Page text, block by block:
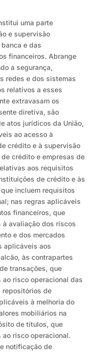
uma parte
e supervisão
e das
financeiros. Abrange
a segurança,
redes e dos sistemas
relativos a esses
extravasam os
diretiva, são
atos jurídicos da União,
ao acesso à
crédito e à supervisão
crédito e empresas de
aos requisitos
de crédito e às
incluem requisitos
nas regras aplicáveis
financeiros, que
avaliação dos riscos
e dos mercados
aplicáveis aos
às contrapartes
transações, que
risco operacional das
repositórios de
à melhoria do
mobiliários na
de títulos, que
risco operacional.
notificação de